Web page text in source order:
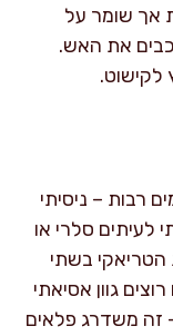
אך שומר על
את האש.
לקישוט.
רבות – ניסיתי
לעיתים סלרי או
הטריאקי בשתי
גוון אסיאתי
זה משדרג פלאים